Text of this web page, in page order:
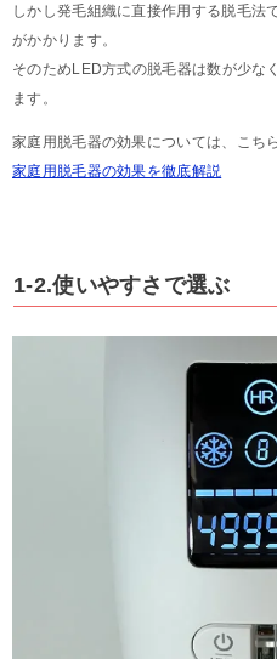
しかし発毛組織に直接作用する脱毛法
がかかります。
そのためLED方式の脱毛器は数が少な
ます。
家庭用脱毛器の効果については、こち
家庭用脱毛器の効果を徹底解説
1-2.使いやすさで選ぶ